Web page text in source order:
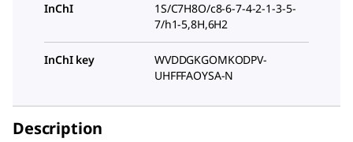
InChI
1S/C7H8O/c8-6-7-4-2-1-3-5-
7/h1-5,8H,6H2
InChI key
WVDDGKGOMKODPV-
UHFFFAOYSA-N
Description